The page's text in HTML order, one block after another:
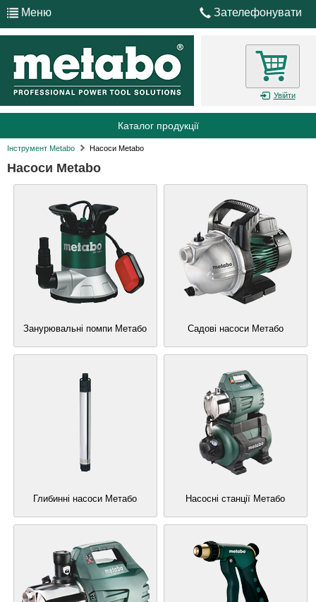
Меню Зателефонувати
Увійти
Каталог продукції
Інструмент Metabo Насоси Metabo
Насоси Metabo
Занурювальні помпи Метабо Садові насоси Метабо
Глибинні насоси Метабо Насосні станції Метабо